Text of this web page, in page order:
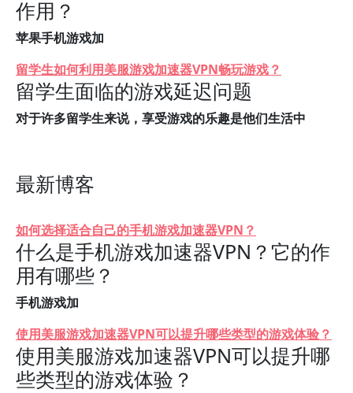
作用？
苹果手机游戏加
留学生如何利用美服游戏加速器VPN畅玩游戏？
留学生面临的游戏延迟问题
对于许多留学生来说，享受游戏的乐趣是他们生活中
最新博客
如何选择适合自己的手机游戏加速器VPN？
什么是手机游戏加速器VPN？它的作
用有哪些？
手机游戏加
使用美服游戏加速器VPN可以提升哪些类型的游戏体验？
使用美服游戏加速器VPN可以提升哪
些类型的游戏体验？